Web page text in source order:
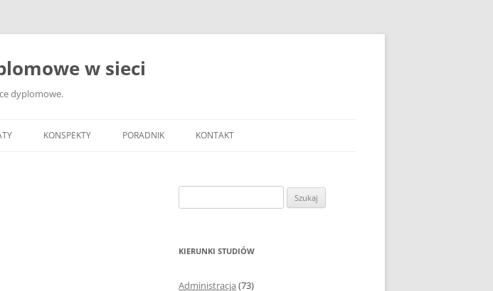
w sieci
dyplomowe.
KONSPEKTY PORADNIK
JAK ZBIERAĆ I OPRACOWYWAĆ
KONTAKT
KIERUNKI STUDIÓW
Administracja (73)